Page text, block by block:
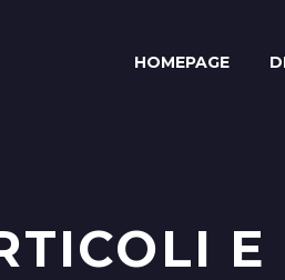
HOMEPAGE
E